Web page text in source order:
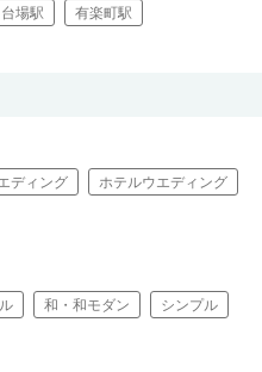
台場駅 有楽町駅
ディング ホテルウエディング
和・和モダン シンプル